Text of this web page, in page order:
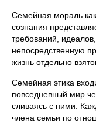
Семейная мораль
сознания
требований,
непосредственную
жизнь отдельно
Семейная этика
повседневный мир
сливаясь с ними.
члена семьи по